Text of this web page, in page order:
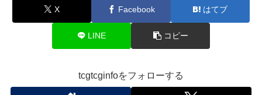
X Facebook はてブ
LINE コピー
tcgtcginfoをフォローする